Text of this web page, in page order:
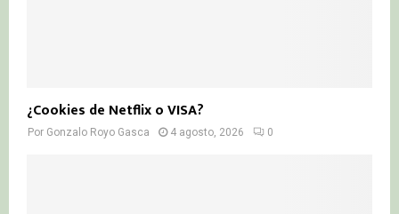
¿Cookies de Netflix o VISA?
Por Gonzalo Royo Gasca 4 agosto, 2026 0